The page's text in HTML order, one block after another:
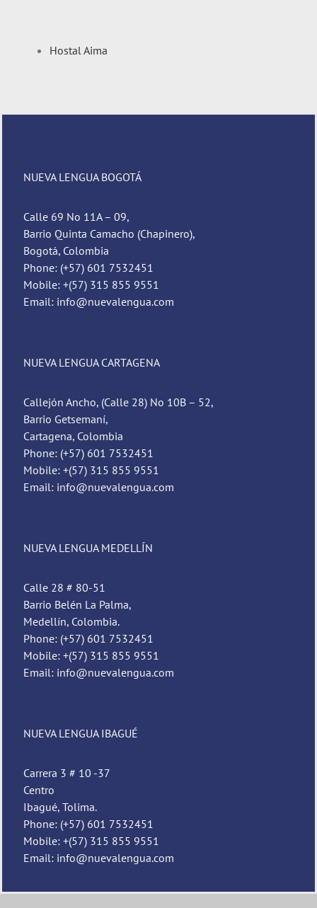
Hostal Aima
NUEVA LENGUA BOGOTÁ
Calle 69 No 11A – 09,
Barrio Quinta Camacho (Chapinero),
Bogotá, Colombia
Phone: (+57) 601 7532451
Mobile: +(57) 315 855 9551
Email: info@nuevalengua.com
NUEVA LENGUA CARTAGENA
Callejón Ancho, (Calle 28) No 10B – 52,
Barrio Getsemaní,
Cartagena, Colombia
Phone: (+57) 601 7532451
Mobile: +(57) 315 855 9551
Email: info@nuevalengua.com
NUEVA LENGUA MEDELLÍN
Calle 28 # 80-51
Barrio Belén La Palma,
Medellín, Colombia.
Phone: (+57) 601 7532451
Mobile: +(57) 315 855 9551
Email: info@nuevalengua.com
NUEVA LENGUA IBAGUÉ
Carrera 3 # 10 -37
Centro
Ibagué, Tolima.
Phone: (+57) 601 7532451
Mobile: +(57) 315 855 9551
Email: info@nuevalengua.com